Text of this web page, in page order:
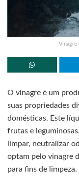
Vinagre
O vinagre é um
suas propriedades
domésticas. Este
frutas e
limpar, neutralizar
optam pelo vinagre
para fins de